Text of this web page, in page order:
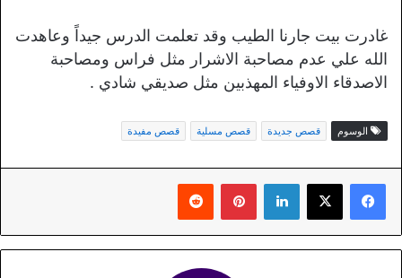
غادرت بيت جارنا الطيب وقد تعلمت الدرس جيداً وعاهدت
الله علي عدم مصاحبة الاشرار مثل فراس ومصاحبة
الاصدقاء الاوفياء المهذبين مثل صديقي شادي .
الوسوم قصص جديدة قصص مسلية قصص مفيدة
لينكدإن بينتيريست